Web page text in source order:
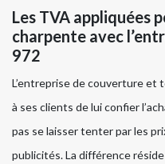
Les TVA appliquées
charpente avec
972
L’entreprise de couverture
à ses clients de lui confier
pas se laisser tenter par les
publicités. La différence